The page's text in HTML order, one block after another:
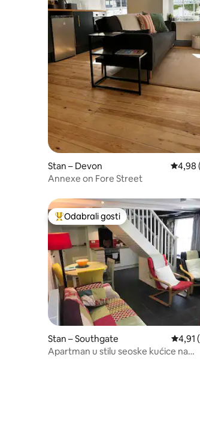
Stan – Devon
4,98
Annexe on Fore Street
Među najviše rangiranima s
Odabrali gosti
Stan – Southgate
4,91
Apartman u stilu seoske kućice na